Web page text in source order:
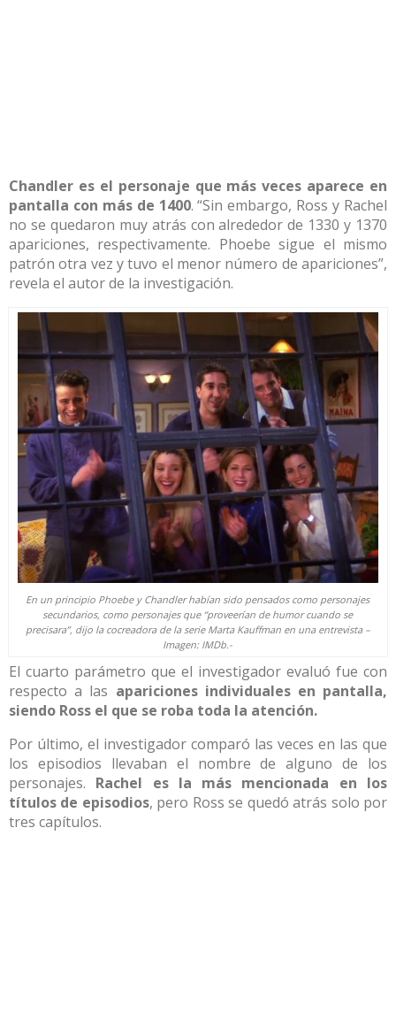
Chandler es el personaje que más veces aparece en
pantalla con más de 1400. “Sin embargo, Ross y Rachel
no se quedaron muy atrás con alrededor de 1330 y 1370
apariciones, respectivamente. Phoebe sigue el mismo
patrón otra vez y tuvo el menor número de apariciones”,
revela el autor de la investigación.
En un principio Phoebe y Chandler habían sido pensados como personajes
secundarios, como personajes que “proveerían de humor cuando se
precisara”, dijo la cocreadora de la serie Marta Kauffman en una entrevista –
Imagen: IMDb .-
El cuarto parámetro que el investigador evaluó fue con
respecto a las apariciones individuales en pantalla,
siendo Ross el que se roba toda la atención.
Por último, el investigador comparó las veces en las que
los episodios llevaban el nombre de alguno de los
personajes. Rachel es la más mencionada en los
títulos de episodios, pero Ross se quedó atrás solo por
tres capítulos.